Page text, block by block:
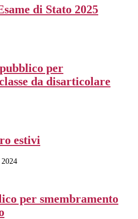
di Stato 2025
per
da disarticolare
estivi
per smembramento